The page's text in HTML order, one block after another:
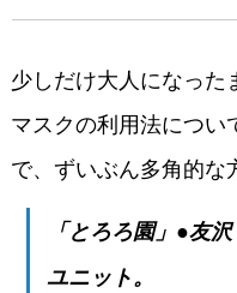
少しだけ大人になった
マスクの利用法につい
で、ずいぶん多角的な
「とろろ園」●友
ユニット。